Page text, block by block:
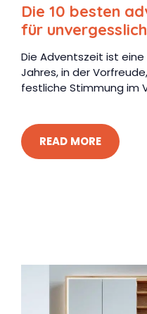
Die 10 besten
für
Die Adventszeit ist
Jahres, in der
festliche Stimmung im
READ MORE